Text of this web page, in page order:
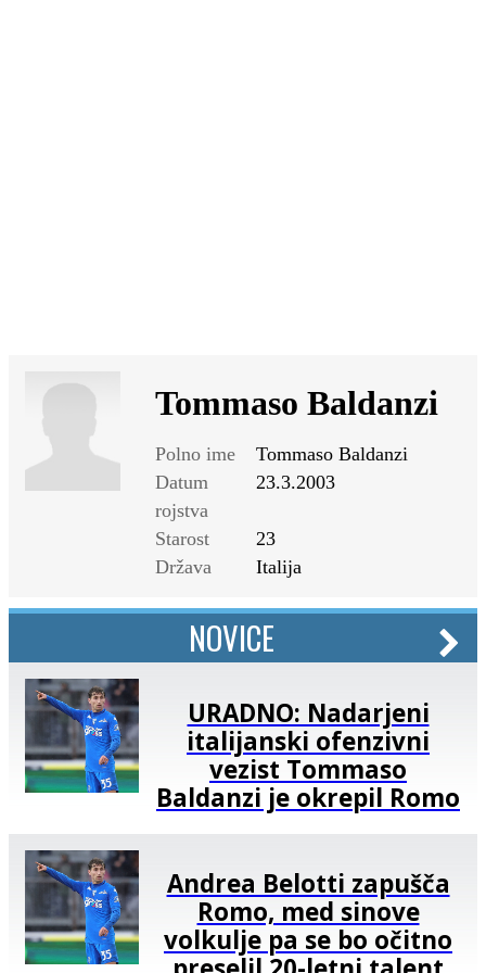
Tommaso Baldanzi
Polno ime
Tommaso Baldanzi
Datum
rojstva
23.3.2003
Starost
23
Država
Italija
NOVICE
URADNO: Nadarjeni
italijanski ofenzivni
vezist Tommaso
Baldanzi je okrepil Romo
Andrea Belotti zapušča
Romo, med sinove
volkulje pa se bo očitno